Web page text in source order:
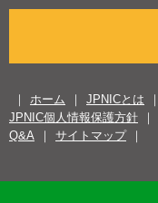
ホーム JPNICとは
JPNIC個人情報保護方針
Q&A
サイトマップ